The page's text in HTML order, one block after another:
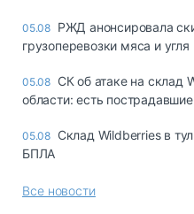
05.08 РЖД анонсировала
грузоперевозки мяса и угля
05.08 СК об атаке на склад
области: есть пострадавшие
05.08 Склад Wildberries в
БПЛА
Все новости